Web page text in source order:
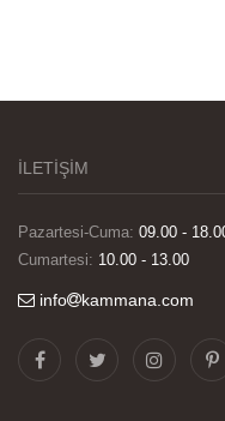
İLETİŞİM
Pazartesi-Cuma: 09.00 -
Cumartesi: 10.00 - 13.00
info kammana.com
Görselleri ve